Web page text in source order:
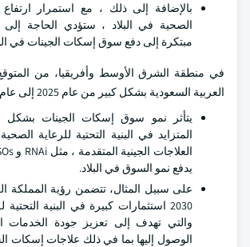
بالإضافة إلى ذلك ، مع استمرار ارتفاع
الصحية في البلاد ، ستؤدي الحاجة إلى
مبتكرة إلى دفع سوق إسكات الجينات في
في منطقة الشرق الأوسط وأفريقيا، من
العربية السعودية بشكل كبير من عام 2025 إلى عام 2034.
يتأثر نمو سوق إسكات الجينات بشكل
المتزايد في البنية التحتية للرعاية
يدفع نمو السوق في البلاد.
على سبيل المثال، تتضمن رؤية المملكة
2030 استثمارات كبيرة في البنية
والتي تهدف إلى تعزيز جودة الخدمات
الوصول إليها بما في ذلك علاجات إسكات